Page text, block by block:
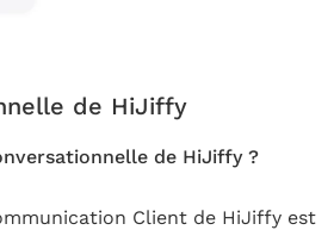
de HiJiffy
de HiJiffy ?
Client de HiJiffy est